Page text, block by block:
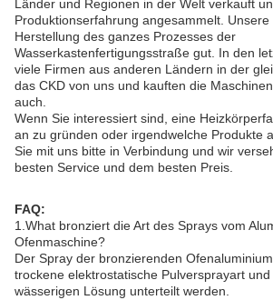
Länder und Regionen in der Welt verkauft
Produktionserfahrung angesammelt.
Herstellung des ganzes Prozesses der
Wasserkastenfertigungsstraße gut. In den
viele Firmen aus anderen Ländern in der
das CKD von uns und kauften die
auch.
Wenn Sie interessiert sind, eine
an zu gründen oder irgendwelche Produkte
Sie mit uns bitte in Verbindung und wir
besten Service und dem besten Preis.
FAQ:
1.What bronziert die Art des Sprays vom
Ofenmaschine?
Der Spray der bronzierenden
trockene elektrostatische Pulversprayart
wässerigen Lösung unterteilt werden.